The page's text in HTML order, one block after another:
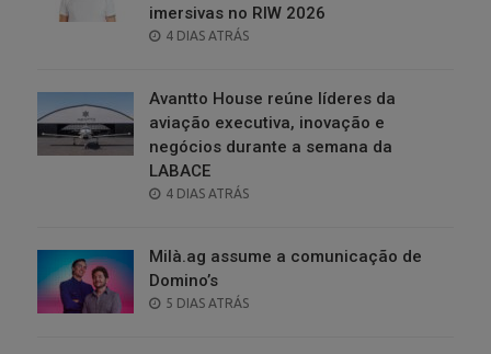
imersivas no RIW 2026
POSTED
4 DIAS ATRÁS
Avantto House reúne líderes da
aviação executiva, inovação e
negócios durante a semana da
LABACE
POSTED
4 DIAS ATRÁS
Milà.ag assume a comunicação de
Domino’s
POSTED
5 DIAS ATRÁS